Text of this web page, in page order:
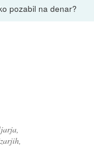
pozabil na denar?